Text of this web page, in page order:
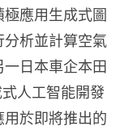
應用生成式圖
析並計算空氣
日本車企本田
人工智能開發
於即將推出的